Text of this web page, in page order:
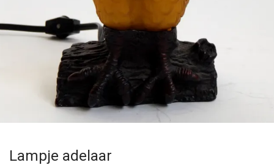
Lampje adelaar